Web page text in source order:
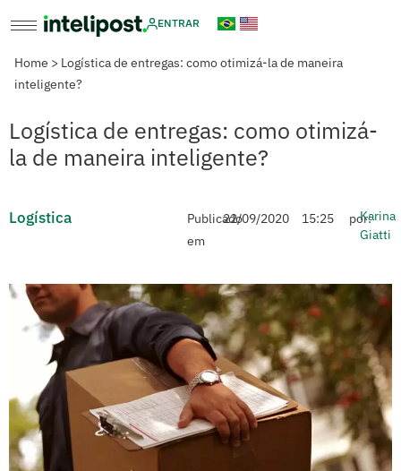
ENTRAR
Home > Logística de entregas: como otimizá-la de maneira
inteligente?
Logística de entregas: como otimizá-
la de maneira inteligente?
Logística
Publicado
em
22/09/2020 15:25 por:Karina
Giatti